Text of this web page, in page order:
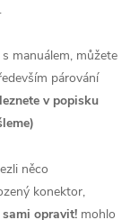
manuálem, můžete
párování
v popisku
něco
konektor,
opravit! mohlo